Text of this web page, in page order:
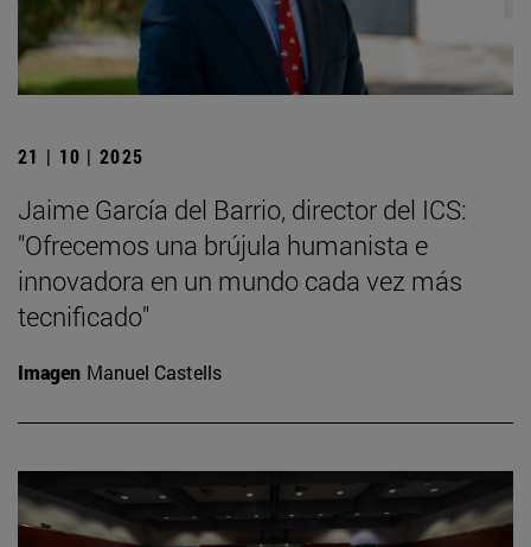
21 | 10 | 2025
Jaime García del Barrio, director del ICS:
"Ofrecemos una brújula humanista e
innovadora en un mundo cada vez más
tecnificado"
Imagen Manuel Castells